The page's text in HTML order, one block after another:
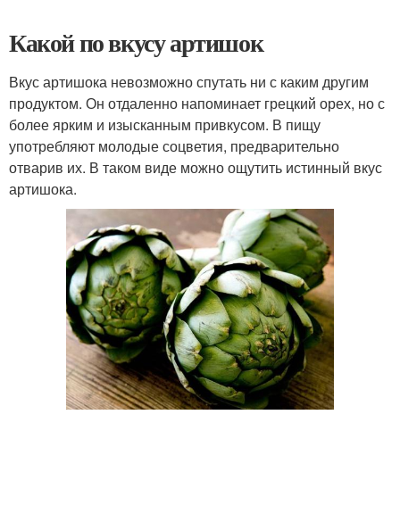
Какой по вкусу артишок
Вкус артишока невозможно спутать ни с каким другим
продуктом. Он отдаленно напоминает грецкий орех, но с
более ярким и изысканным привкусом. В пищу
употребляют молодые соцветия, предварительно
отварив их. В таком виде можно ощутить истинный вкус
артишока.